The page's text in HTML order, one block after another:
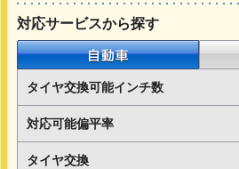
対応サービスから探す
自動車
タイヤ交換可能インチ数
対応可能偏平率
タイヤ交換